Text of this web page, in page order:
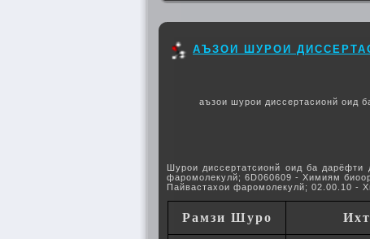
АЪЗОИ ШУРОИ
аъзои шурои диссертасионй оид
Шурои диссертатсионй оид ба
фаромолекулй; 6D060609 - Химиям
Пайвастахои фаромолекулй; 02.00.10 -
Рамзи Шуро